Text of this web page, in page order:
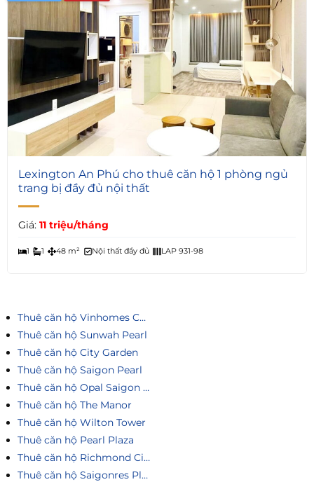
2
Lexington An Phú cho thuê căn hộ 1 phòng ngủ
trang bị đầy đủ nội thất
Giá: 11 triệu/tháng
1 1 48 m² Nội thất đầy đủ LAP 931-98
Thuê căn hộ Vinhomes Central Park
Thuê căn hộ Sunwah Pearl
Thuê căn hộ City Garden
Thuê căn hộ Saigon Pearl
Thuê căn hộ Opal Saigon Pearl
Thuê căn hộ The Manor
Thuê căn hộ Wilton Tower
Thuê căn hộ Pearl Plaza
Thuê căn hộ Richmond City
Thuê căn hộ Saigonres Plaza